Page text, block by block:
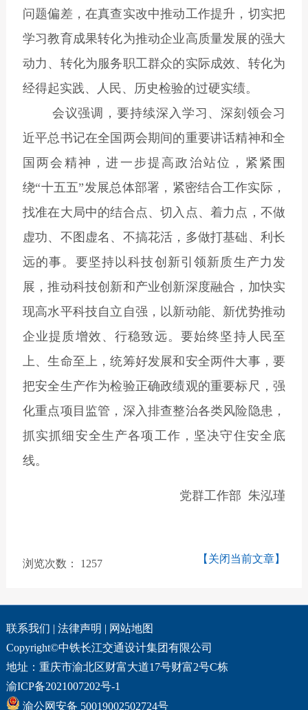
问题偏差，在真查实改中推动工作提升，切实把
学习教育成果转化为推动企业高质量发展的强大
动力、转化为服务职工群众的实际成效、转化为
经得起实践、人民、历史检验的过硬实绩。
会议强调，要持续深入学习、深刻领会习
近平总书记在全国两会期间的重要讲话精神和全
国两会精神，进一步提高政治站位，紧紧围
绕“十五五”发展总体部署，紧密结合工作实际，
找准在大局中的结合点、切入点、着力点，不做
虚功、不图虚名、不搞花活，多做打基础、利长
远的事。要坚持以科技创新引领新质生产力发
展，推动科技创新和产业创新深度融合，加快实
现高水平科技自立自强，以新动能、新优势推动
企业提质增效、行稳致远。要始终坚持人民至
上、生命至上，统筹好发展和安全两件大事，要
把安全生产作为检验正确政绩观的重要标尺，强
化重点项目监管，深入排查整治各类风险隐患，
抓实抓细安全生产各项工作，坚决守住安全底
线。
党群工作部 朱泓瑾
浏览次数： 1257 【关闭当前文章】
联系我们 | 法律声明 | 网站地图
Copyright©中铁长江交通设计集团有限公司
地址：重庆市渝北区财富大道17号财富2号C栋
渝ICP备2021007202号-1
渝公网安备 50019002502724号